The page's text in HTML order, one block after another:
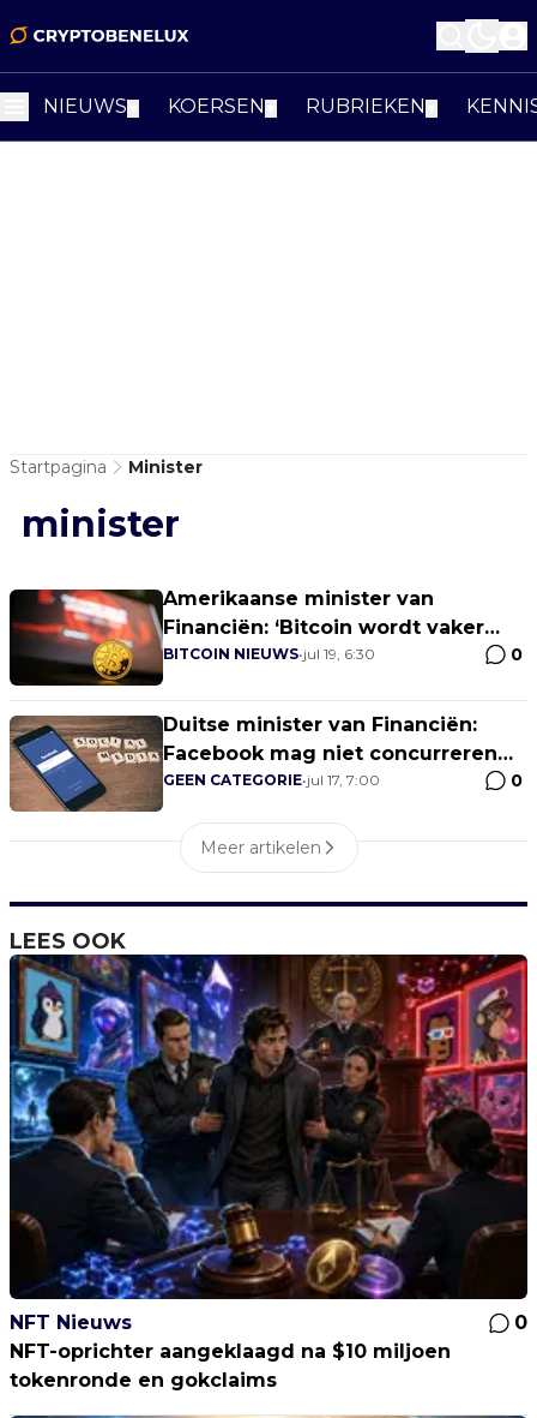
NIEUWS KOERSEN RUBRIEKEN
Startpagina Minister
minister
Amerikaanse minister van
Financiën: ‘Bitcoin wordt vaker
witgewassen dan geld’
BITCOIN NIEUWS•jul 19, 6:30 0
Duitse minister van Financiën:
Facebook mag niet concurreren
met euro
GEEN CATEGORIE•jul 17, 7:00 0
Meer artikelen
LEES OOK
NFT Nieuws
0
NFT-oprichter aangeklaagd na $10 miljoen
tokenronde en gokclaims